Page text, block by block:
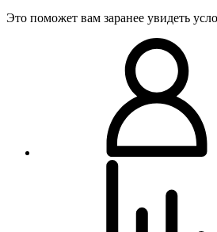
Это поможет вам заранее увидеть